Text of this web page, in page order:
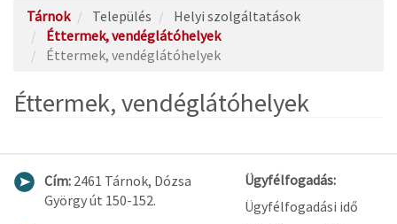
Tárnok Település
Helyi szolgáltatások
Éttermek, vendéglátóhelyek
Éttermek, vendéglátóhelyek
Éttermek, vendéglátóhelyek
Cím: 2461 Tárnok, Dózsa
György út 150-152.
Ügyfélfogadás:
Ügyfélfogadási idő